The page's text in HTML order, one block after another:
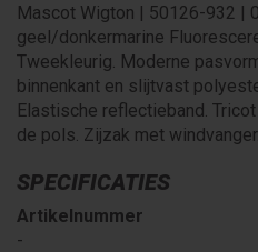
Mascot Wigton | 50126-932 |
geel/donkermarine
Tweekleurig. Moderne
binnenkant en slijtvast
Elastische reflectieband.
de pols. Zijzak met windvanger.
SPECIFICATIES
Artikelnummer
-